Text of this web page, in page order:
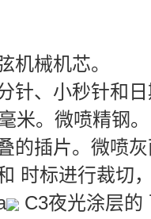
机械机芯。
针、小秒针和日
米。微喷精钢。
的插片。微喷
时标进行裁切
C3夜光涂层的